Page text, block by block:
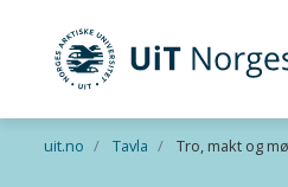
Gå til hovedinnhold
UiT Norges arktiske
uit.no Tavla Tro, makt og